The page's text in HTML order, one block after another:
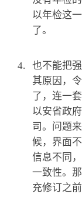
以年检这
了。
也不能把
其原因，
了，连一
以安省政
司。问题
候，界面
信息不同
一致性。
充修订之